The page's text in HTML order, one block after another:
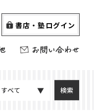
書店・塾ログイン
すべて